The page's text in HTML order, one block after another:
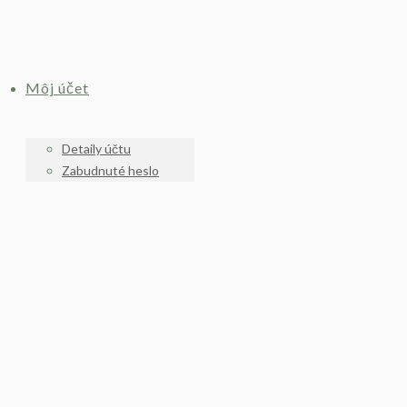
Môj účet
Detaily účtu
Zabudnuté heslo